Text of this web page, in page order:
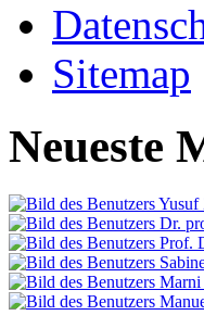
Sitemap
Neueste